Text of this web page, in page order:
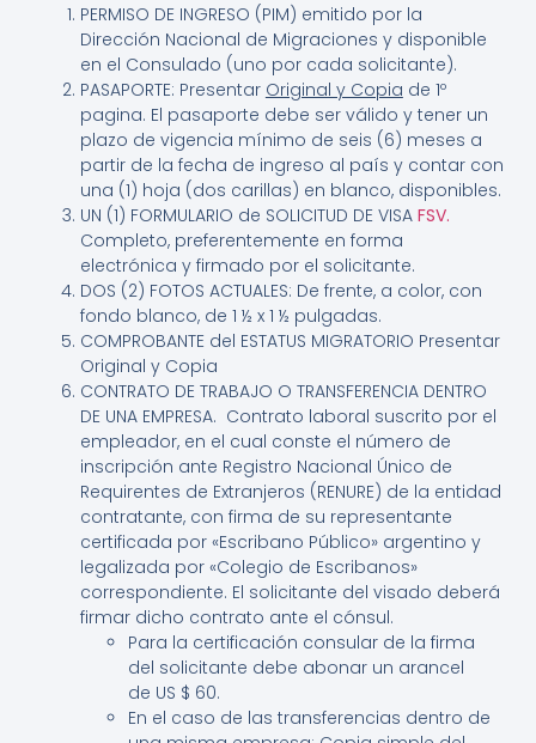
PERMISO DE INGRESO (PIM) emitido por la
Dirección Nacional de Migraciones y disponible
en el Consulado (uno por cada solicitante).
PASAPORTE: Presentar Original y Copia de 1º
pagina. El pasaporte debe ser válido y tener un
plazo de vigencia mínimo de seis (6) meses a
partir de la fecha de ingreso al país y contar con
una (1) hoja (dos carillas) en blanco, disponibles.
UN (1) FORMULARIO de SOLICITUD DE VISA FSV.
Completo, preferentemente en forma
electrónica y firmado por el solicitante.
DOS (2) FOTOS ACTUALES: De frente, a color, con
fondo blanco, de 1 ½ x 1 ½ pulgadas.
COMPROBANTE del ESTATUS MIGRATORIO Presentar
Original y Copia
CONTRATO DE TRABAJO O TRANSFERENCIA DENTRO
DE UNA EMPRESA. Contrato laboral suscrito por el
empleador, en el cual conste el número de
inscripción ante Registro Nacional Único de
Requirentes de Extranjeros (RENURE) de la entidad
contratante, con firma de su representante
certificada por «Escribano Público» argentino y
legalizada por «Colegio de Escribanos»
correspondiente. El solicitante del visado deberá
firmar dicho contrato ante el cónsul.
Para la certificación consular de la firma
del solicitante debe abonar un arancel
de US $ 60.
En el caso de las transferencias dentro de